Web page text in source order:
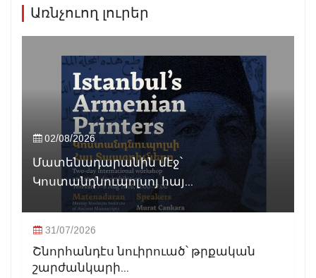
Առնչուող լուրեր
02/08/2026
Մատենադարանին մէջ՝
Կոստանդնուպոլսոյ հայ...
31/07/2026
Շնորհանդէս նուիրուած՝ թրքական
շարժանկարի...